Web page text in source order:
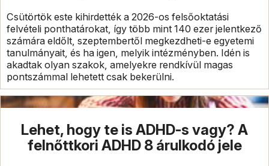
Csütörtök este kihirdették a 2026-os felsőoktatási
felvételi ponthatárokat, így több mint 140 ezer jelentkező
számára eldőlt, szeptembertől megkezdheti-e egyetemi
tanulmányait, és ha igen, melyik intézményben. Idén is
akadtak olyan szakok, amelyekre rendkívül magas
pontszámmal lehetett csak bekerülni.
Lehet, hogy te is ADHD-s vagy? A
felnőttkori ADHD 8 árulkodó jele